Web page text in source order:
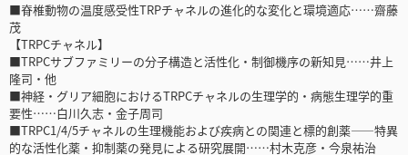
■脊椎動物の温度感受性TRPチャネルの進化的な変化と環境適応……齋藤
茂
【TRPCチャネル】
■TRPCサブファミリーの分子構造と活性化・制御機序の新知見……井上
隆司・他
■神経・グリア細胞におけるTRPCチャネルの生理学的・病態生理学的重
要性……白川久志・金子周司
■TRPC1/4/5チャネルの生理機能および疾病との関連と標的創薬――特異
的な活性化薬・抑制薬の発見による研究展開……村木克彦・今泉祐治